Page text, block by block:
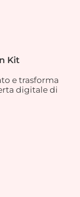
Kit
e trasforma
digitale di